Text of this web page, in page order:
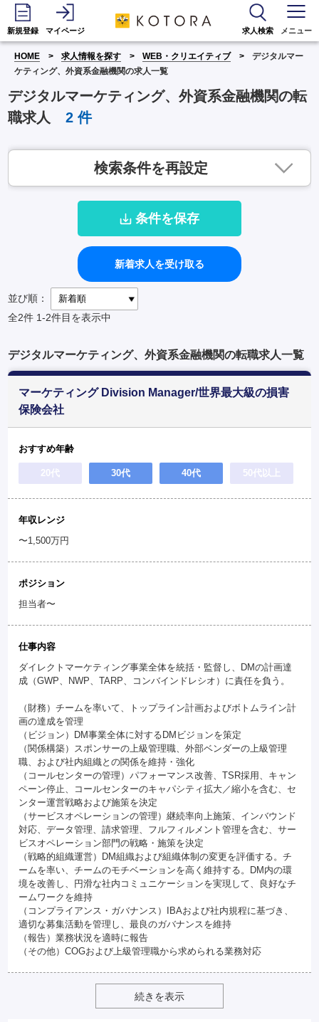
新規登録 マイページ 求人検索 メニュー
HOME 求人情報を探す WEB・クリエイティブ
デジタルマー
ケティング、外資系金融機関の求人一覧
デジタルマーケティング、外資系金融機関の転
職求人
2件
検索条件を再設定
条件を保存
新着求人を受け取る
並び順：
全2件 1-2件目を表示中
デジタルマーケティング、外資系金融機関の転職求人一覧
マーケティング Division Manager/世界最大級の損害
保険会社
おすすめ年齢
20代 30代 40代 50代以上
年収レンジ
〜1,500万円
ポジション
担当者〜
仕事内容
ダイレクトマーケティング事業全体を統括・監督し、DMの計画達
成（GWP、NWP、TARP、コンバインドレシオ）に責任を負う。
（財務）チームを率いて、トップライン計画およびボトムライン計
画の達成を管理
（ビジョン）DM事業全体に対するDMビジョンを策定
（関係構築）スポンサーの上級管理職、外部ベンダーの上級管理
職、および社内組織との関係を維持・強化
（コールセンターの管理）パフォーマンス改善、TSR採用、キャン
ペーン停止、コールセンターのキャパシティ拡大／縮小を含む、セ
ンター運営戦略および施策を決定
（サービスオペレーションの管理）継続率向上施策、インバウンド
対応、データ管理、請求管理、フルフィルメント管理を含む、サー
ビスオペレーション部門の戦略・施策を決定
（戦略的組織運営）DM組織および組織体制の変更を評価する。チ
ームを率い、チームのモチベーションを高く維持する。DM内の環
境を改善し、円滑な社内コミュニケーションを実現して、良好なチ
ームワークを維持
（コンプライアンス・ガバナンス）IBAおよび社内規程に基づき、
適切な募集活動を管理し、最良のガバナンスを維持
（報告）業務状況を適時に報告
（その他）COGおよび上級管理職から求められる業務対応
続きを表示